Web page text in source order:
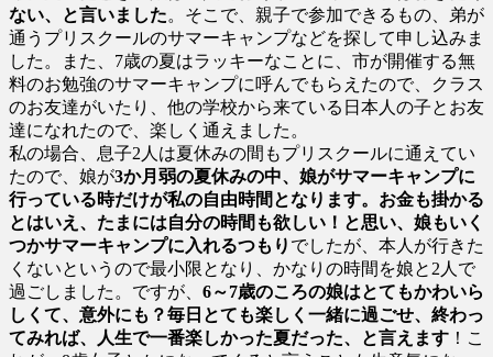
ない、と言いました。そこで、親子で参加できるもの、弟が
通うプリスクールのサマーキャンプなどを探して申し込みま
した。また、7歳の夏はラッキーなことに、市が開催する無
料のお勉強のサマーキャンプに呼んでもらえたので、クラス
のお友達がいたり、他の学校から来ている日本人の子とお友
達になれたので、楽しく通えました。
私の場合、息子2人は夏休みの間もプリスクールに通えてい
たので、娘が3か月弱の夏休みの中、娘がサマーキャンプに
行っている時だけが私の自由時間となります。お金も掛かる
とはいえ、たまには自分の時間も欲しい！と思い、娘もいく
つかサマーキャンプに入れるつもり でしたが、本人が行きた
くないというので最小限となり、かなりの時間を娘と2人で
過ごしました。ですが、 6～7歳のころの娘はとてもかわいら
しくて、意外にも？毎日とても楽しく一緒に過ごせ、終わっ
てみれば、人生で一番楽しかった夏だった、と言えます ！こ